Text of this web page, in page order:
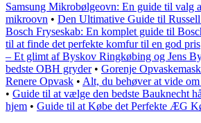
Samsung Mikrobølgeovn: En guide til valg
mikroovn • Den Ultimative Guide til
Bosch Fryseskab: En komplet guide til
til at finde det perfekte komfur til en god pris
– Et glimt af Byskov Ringkøbing og Jens
bedste OBH gryder• Gorenje
Renere Opvask • Alt, du behøver at vide
• Guide til at vælge den bedste Bauknecht
hjem • Guide til at Købe det Perfekte ÆG